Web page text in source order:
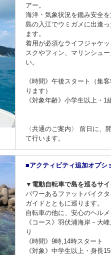
アー。
海洋・気象状況を鑑み安全
島の入江でウミガメに出逢
ます。
着用が必須なライフジャケ
スクやフィン、マリンシュ
い。
《時間》午後スタート（集
ります）
《対象年齢》小学生以上・1
〈共通のご案内〉 前日に、
て行います。
■アクティビティ追加オプシ
▼電動自転車で島を巡るサイ
パワーあるファットバイク
ガイドとともに巡ります。
自転車の他に、安心のヘル
《コース》羽伏浦海岸－大
り
《時間》9時,14時スタート
《対象》中学生以上・身長